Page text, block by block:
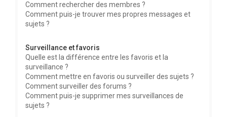
Comment rechercher des membres ?
Comment puis-je trouver mes propres messages et
sujets ?
Surveillance et favoris
Quelle est la différence entre les favoris et la
surveillance ?
Comment mettre en favoris ou surveiller des sujets ?
Comment surveiller des forums ?
Comment puis-je supprimer mes surveillances de
sujets ?